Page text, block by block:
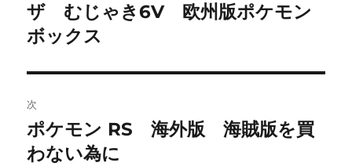
ナ
ビ
ゲ
ー
シ
の
投
ザ むじゃき6V 欧州版ポケモン
ボックス
次
次
の
ポケモン RS 海外版 海賊版を買
わない為に